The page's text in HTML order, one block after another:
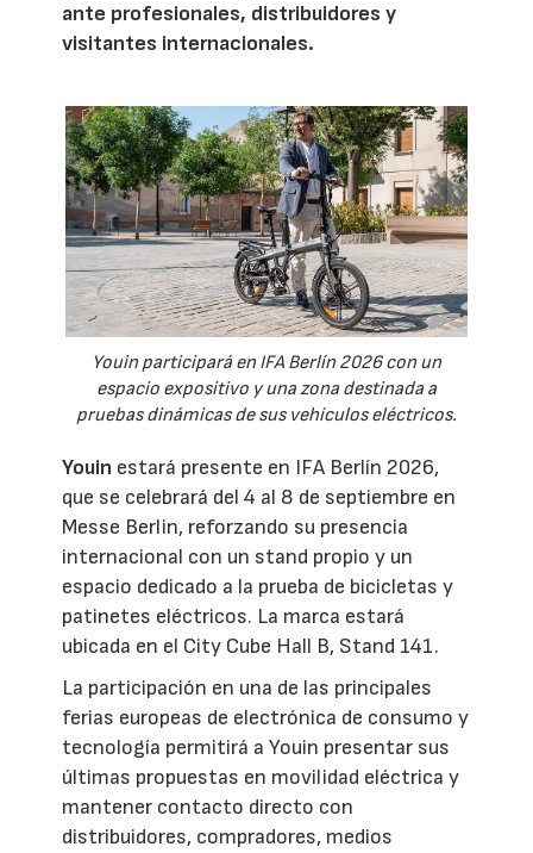
ante profesionales, distribuidores y
visitantes internacionales.
Youin participará en IFA Berlín 2026 con un
espacio expositivo y una zona destinada a
pruebas dinámicas de sus vehículos eléctricos.
Youin estará presente en IFA Berlín 2026,
que se celebrará del 4 al 8 de septiembre en
Messe Berlin, reforzando su presencia
internacional con un stand propio y un
espacio dedicado a la prueba de bicicletas y
patinetes eléctricos. La marca estará
ubicada en el City Cube Hall B, Stand 141.
La participación en una de las principales
ferias europeas de electrónica de consumo y
tecnología permitirá a Youin presentar sus
últimas propuestas en movilidad eléctrica y
mantener contacto directo con
distribuidores, compradores, medios